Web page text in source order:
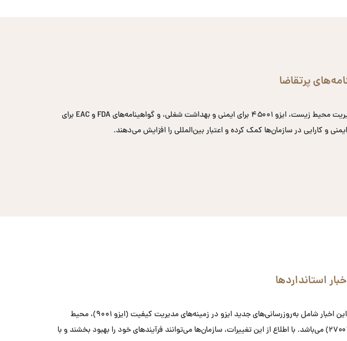
پرتقاضا
گواهینامه‌های پرتقاضا شامل ایزو ۹۰۰۱ برای مدیریت کیفیت، ایزو ۱۴۰۰۱ برای مدیریت محیط زیست، ایزو ۴۵۰۰۱ برای ایمنی و بهداشت شغلی، و گواهینامه‌های FDA و EAC برای
و کارایی در سازمان‌ها کمک کرده و اعتبار بین‌المللی را افزایش می‌دهند.
استانداردها
با ما آخرین به‌روزرسانی‌ها و تغییرات مهم در استانداردهای بین‌المللی را دنبال کنید. این اخبار شامل به‌روزرسانی‌های جدید ایزو در زمینه‌های مدیریت کیفیت (ایزو ۹۰۰۱)، محیط
زیست (ایزو ۱۴۰۰۱)، ایمنی و بهداشت شغلی (ایزو ۴۵۰۰۱) و امنیت اطلاعات (ایزو ۲۷۰۰۱) می‌باشد. با اطلاع از این تغییرات، سازمان‌ها می‌توانند فرآیندهای خود را بهبود بخشند و با